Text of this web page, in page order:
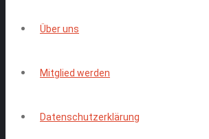
Über uns
Mitglied werden
Datenschutzerklärung